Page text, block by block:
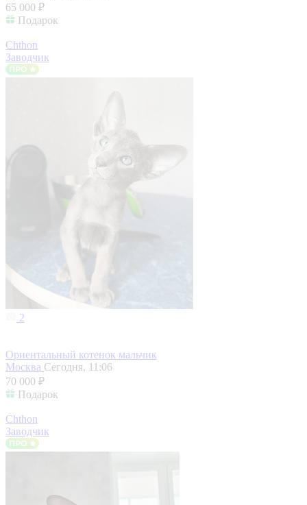
65 000 ₽
Подарок
Chthon
Заводчик
2
Ориентальный котенок мальчик
Москва Сегодня, 11:06
70 000 ₽
Подарок
Chthon
Заводчик